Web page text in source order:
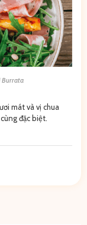
Burrata
mát và vị chua
đặc biệt.